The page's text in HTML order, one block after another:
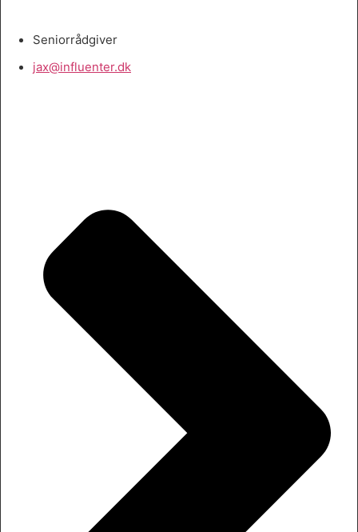
Seniorrådgiver
jax@influenter.dk